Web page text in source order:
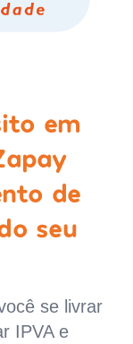
em
de
seu
se livrar
IPVA e